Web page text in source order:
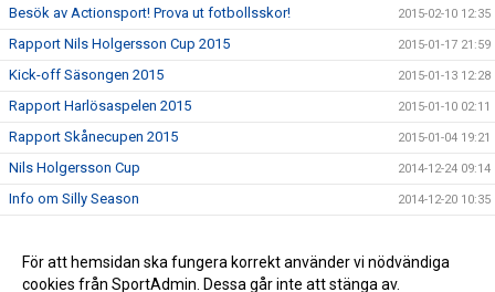
Besök av Actionsport! Prova ut fotbollsskor! 2015-02-10 12:35
Rapport Nils Holgersson Cup 2015 2015-01-17 21:59
Kick-off Säsongen 2015 2015-01-13 12:28
Rapport Harlösaspelen 2015 2015-01-10 02:11
Rapport Skånecupen 2015 2015-01-04 19:21
Nils Holgersson Cup 2014-12-24 09:14
Info om Silly Season 2014-12-20 10:35
Skånecupen 2014-12-20 10:33
För att hemsidan ska fungera korrekt använder vi nödvändiga
cookies från SportAdmin. Dessa går inte att stänga av.